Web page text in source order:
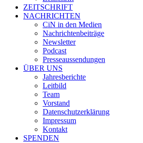
ZEITSCHRIFT
NACHRICHTEN
CiN in den Medien
Nachrichtenbeiträge
Newsletter
Podcast
Presseaussendungen
ÜBER UNS
Jahresberichte
Leitbild
Team
Vorstand
Datenschutzerklärung
Impressum
Kontakt
SPENDEN